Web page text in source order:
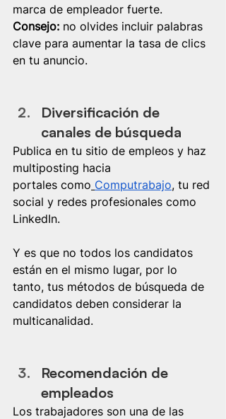
marca de empleador fuerte.
Consejo: no olvides incluir palabras
clave para aumentar la tasa de clics
en tu anuncio.
Diversificación de
canales de búsqueda
Publica en tu sitio de empleos y haz
multiposting hacia
portales como Computrabajo, tu red
social y redes profesionales como
LinkedIn.
Y es que no todos los candidatos
están en el mismo lugar, por lo
tanto, tus métodos de búsqueda de
candidatos deben considerar la
multicanalidad.
Recomendación de
empleados
Los trabajadores son una de las